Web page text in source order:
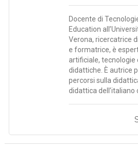
Docente di
Education
Verona, ricercatrice
e formatrice, è
artificiale, tecnologie
didattiche. È autrice
percorsi sulla
didattica dell’italiano